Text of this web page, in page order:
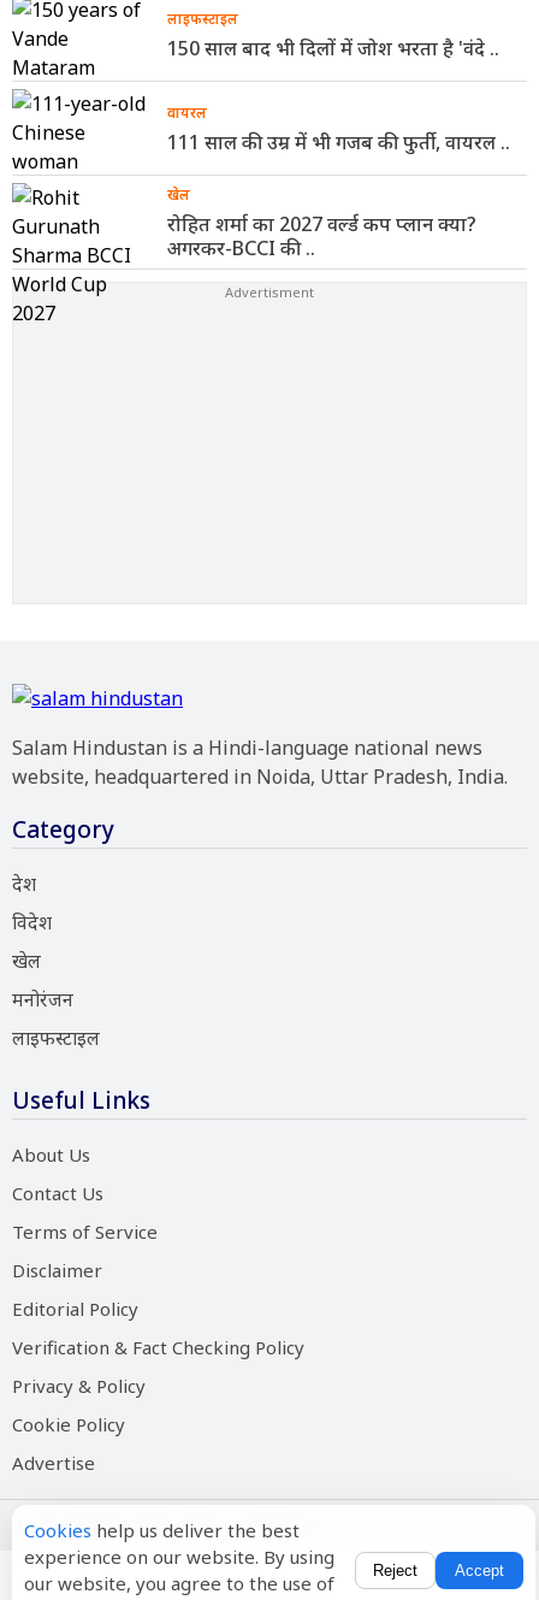
लाइफस्टाइल
150 साल बाद भी दिलों में जोश भरता है 'वंदे ..
वायरल
111 साल की उम्र में भी गजब की फुर्ती, वायरल ..
खेल
रोहित शर्मा का 2027 वर्ल्ड कप प्लान क्या?
अगरकर-BCCI की ..
Salam Hindustan is a Hindi-language national news
website, headquartered in Noida, Uttar Pradesh, India.
Category
देश
विदेश
खेल
मनोरंजन
लाइफस्टाइल
Useful Links
About Us
Contact Us
Terms of Service
Disclaimer
Editorial Policy
Verification & Fact Checking Policy
Privacy & Policy
Cookie Policy
Advertise
Copyright © 2026 Salam Hindustan
Cookies help us deliver the best
experience on our website. By using
our website, you agree to the use of
Reject Accept